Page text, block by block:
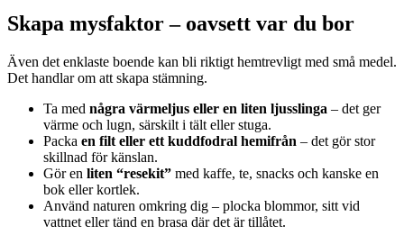
Skapa mysfaktor – oavsett var du bor
Även det enklaste boende kan bli riktigt hemtrevligt med små medel.
Det handlar om att skapa stämning.
Ta med några värmeljus eller en liten ljusslinga – det ger
värme och lugn, särskilt i tält eller stuga.
Packa en filt eller ett kuddfodral hemifrån – det gör stor
skillnad för känslan.
Gör en liten “resekit” med kaffe, te, snacks och kanske en
bok eller kortlek.
Använd naturen omkring dig – plocka blommor, sitt vid
vattnet eller tänd en brasa där det är tillåtet.